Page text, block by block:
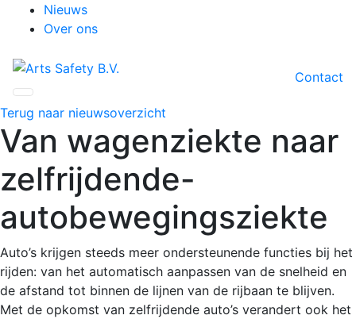
Nieuws
Over ons
Contact
Terug naar nieuwsoverzicht
Van wagenziekte naar
zelfrijdende-
autobewegingsziekte
Auto’s krijgen steeds meer ondersteunende functies bij het
rijden: van het automatisch aanpassen van de snelheid en
de afstand tot binnen de lijnen van de rijbaan te blijven.
Met de opkomst van zelfrijdende auto’s verandert ook het